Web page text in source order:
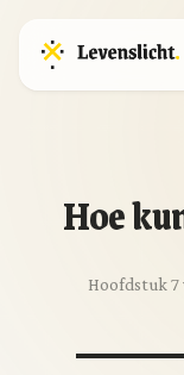
Hoe
Hoofdstuk 7